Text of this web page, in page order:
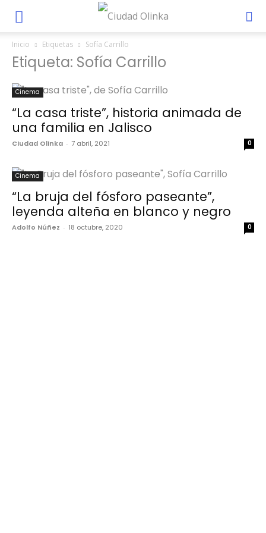
Inicio Etiquetas Sofía Carrillo
Etiqueta: Sofía Carrillo
Cinema
“La casa triste”, historia animada de
una familia en Jalisco
Ciudad Olinka - 7 abril, 2021 0
Cinema
“La bruja del fósforo paseante”,
leyenda alteña en blanco y negro
Adolfo Núñez - 18 octubre, 2020 0